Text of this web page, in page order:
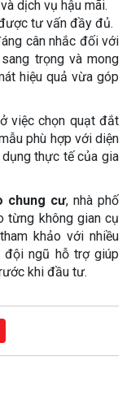
dịch vụ hậu mãi.
tư vấn đầy đủ.
cân nhắc đối với
trọng và mong
hiệu quả vừa góp
việc chọn quạt đắt
phù hợp với diện
thực tế của gia
chung cư, nhà phố
từng không gian cụ
khảo với nhiều
đội ngũ hỗ trợ giúp
khi đầu tư.